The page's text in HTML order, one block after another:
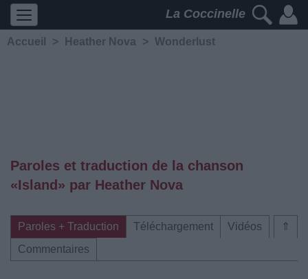
La Coccinelle
Accueil > Heather Nova > Wonderlust
Paroles et traduction de la chanson
«Island» par Heather Nova
⇑
Paroles + Traduction Téléchargement
Vidéos
Commentaires